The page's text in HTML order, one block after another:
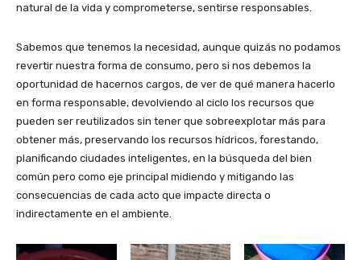
natural de la vida y comprometerse, sentirse responsables.
Sabemos que tenemos la necesidad, aunque quizás no podamos
revertir nuestra forma de consumo, pero si nos debemos la
oportunidad de hacernos cargos, de ver de qué manera hacerlo
en forma responsable, devolviendo al ciclo los recursos que
pueden ser reutilizados sin tener que sobreexplotar más para
obtener más, preservando los recursos hídricos, forestando,
planificando ciudades inteligentes, en la búsqueda del bien
común pero como eje principal midiendo y mitigando las
consecuencias de cada acto que impacte directa o
indirectamente en el ambiente.